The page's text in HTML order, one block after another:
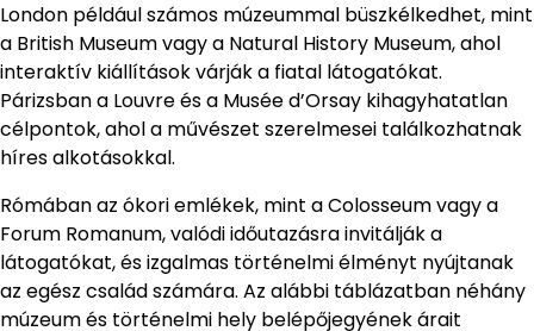
London például számos múzeummal büszkélkedhet, mint
a British Museum vagy a Natural History Museum, ahol
interaktív kiállítások várják a fiatal látogatókat.
Párizsban a Louvre és a Musée d’Orsay kihagyhatatlan
célpontok, ahol a művészet szerelmesei találkozhatnak
híres alkotásokkal.
Rómában az ókori emlékek, mint a Colosseum vagy a
Forum Romanum, valódi időutazásra invitálják a
látogatókat, és izgalmas történelmi élményt nyújtanak
az egész család számára. Az alábbi táblázatban néhány
múzeum és történelmi hely belépőjegyének árait